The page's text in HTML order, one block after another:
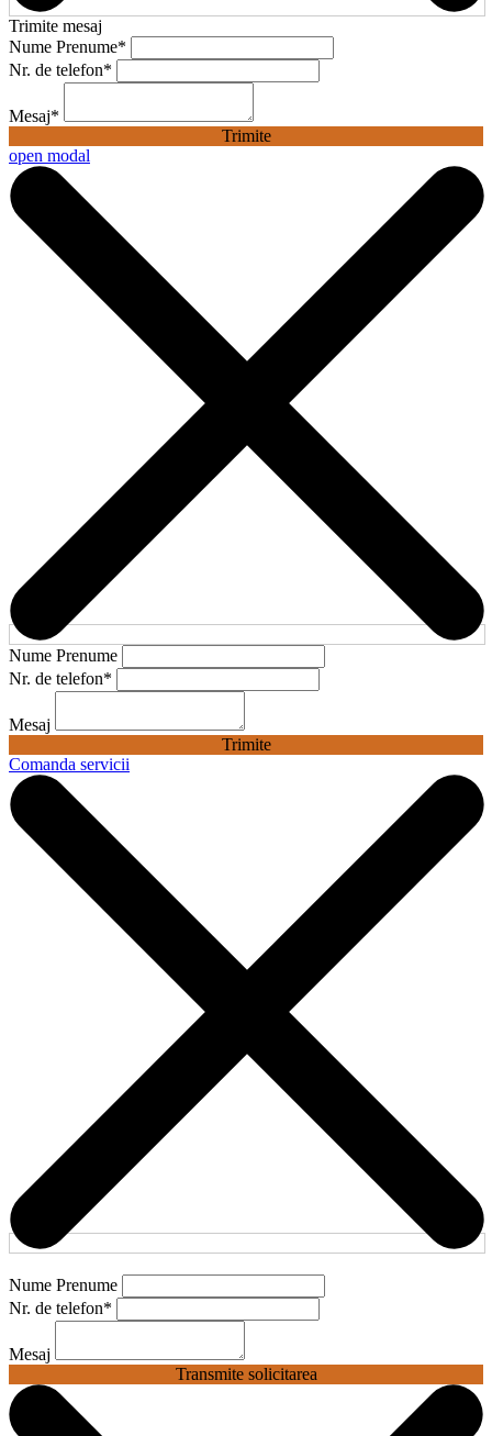
Trimite mesaj
Nume Prenume*
Nr. de telefon*
Mesaj*
Trimite
open modal
Nume Prenume
Nr. de telefon*
Mesaj
Trimite
Comanda servicii
Nume Prenume
Nr. de telefon*
Mesaj
Transmite solicitarea